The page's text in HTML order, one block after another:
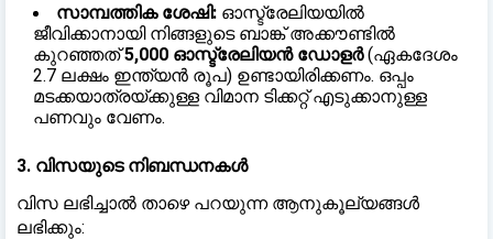
സാമ്പത്തിക ശേഷി: ഓസ്ട്രേലിയയിൽ
ജീവിക്കാനായി നിങ്ങളുടെ ബാങ്ക് അക്കൗണ്ടിൽ
കുറഞ്ഞത്5,000 ഓസ്ട്രേലിയൻ ഡോളർ(ഏകദേശം
2.7 ലക്ഷം ഇന്ത്യൻ രൂപ) ഉണ്ടായിരിക്കണം. ഒപ്പം
മടക്കയാത്രയ്ക്കുള്ള വിമാന ടിക്കറ്റ് എടുക്കാനുള്ള
പണവും വേണം.
3. വിസയുടെ നിബന്ധനകൾ
വിസ ലഭിച്ചാൽ താഴെ പറയുന്ന ആനുകൂല്യങ്ങൾ
ലഭിക്കും: